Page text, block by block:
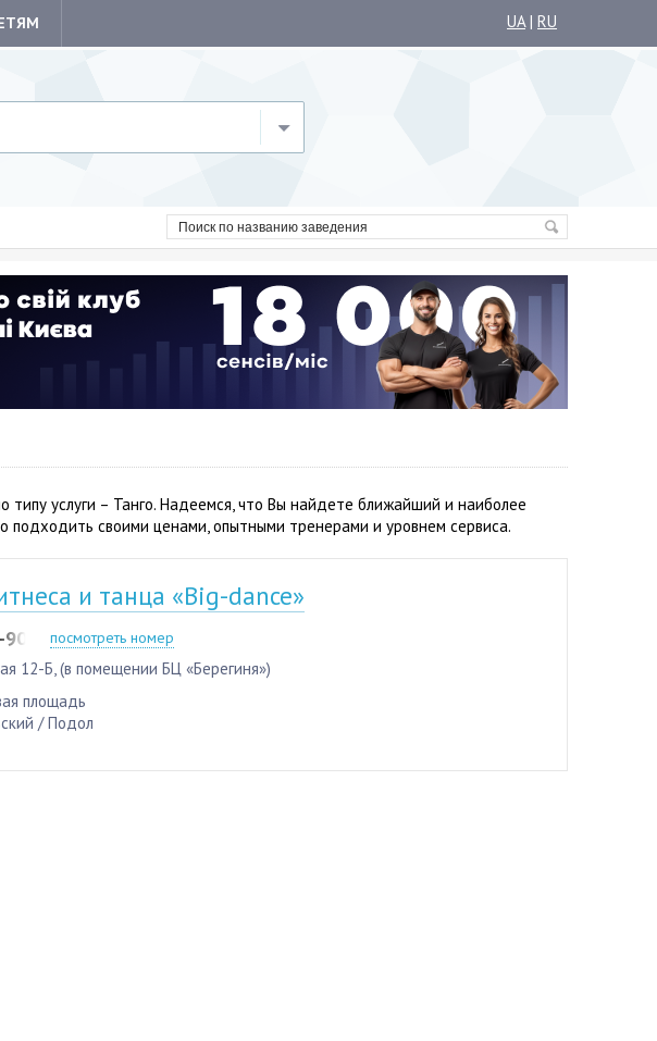
UA| RU
услуги – Танго. Надеемся, что Вы найдете ближайший и наиболее
подходить своими ценами, опытными тренерами и уровнем сервиса.
и танца «Big-dance»
90-99посмотреть номер
12-Б, (в помещении БЦ «Берегиня»)
площадь
/ Подол